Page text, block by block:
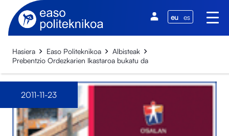
eu es
Hasiera Easo Politeknikoa
Albisteak
Prebentzio Ordezkarien Ikastaroa bukatu da
2011-11-23